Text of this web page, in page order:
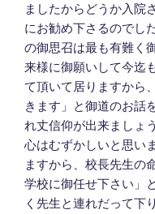
ましたからどうか入院
にお勧め下さるのでし
の御思召は最も有難く
来様に御願いして今迄
て頂いて居りますから
きます」と御道のお話
れ丈信仰が出来ましょ
心はむずかしいと思い
ますから、校長先生の
学校に御任せ下さい」
く先生と連れだって下